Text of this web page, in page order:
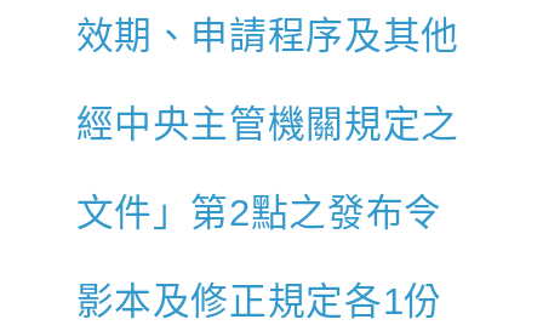
效期、申請程序及其他
經中央主管機關規定之
文件」第2點之發布令
影本及修正規定各1份